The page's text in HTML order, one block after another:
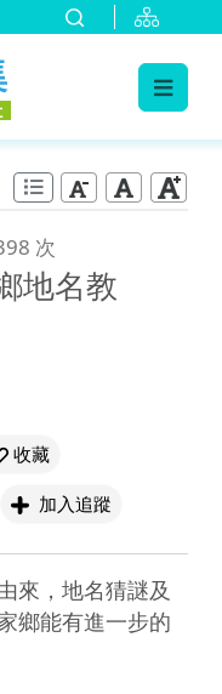
次
地名教
收藏
加入追蹤
來，地名猜謎及
鄉能有進一步的